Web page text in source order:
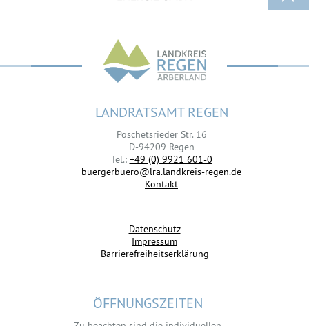
LANDRATSAMT REGEN
Poschetsrieder Str. 16
D-94209 Regen
Tel.: +49 (0) 9921 601-0
buergerbuero@lra.landkreis-regen.de
Kontakt
Datenschutz
Impressum
Barrierefreiheitserklärung
ÖFFNUNGSZEITEN